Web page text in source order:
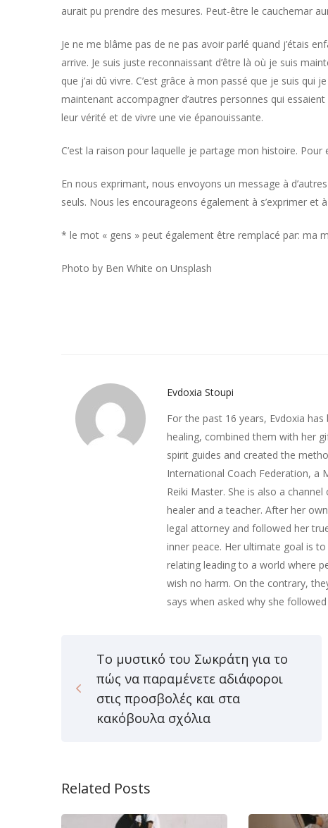
aurait pu prendre des mesures. Peut-être le cauchemar
Je ne me blâme pas de ne pas avoir parlé quand j’étais
arrive. Je suis juste reconnaissant d’être là où je suis
que j’ai dû vivre. C’est grâce à mon passé que je suis qui
maintenant accompagner d’autres personnes qui
leur vérité et de vivre une vie épanouissante.
C’est la raison pour laquelle je partage mon histoire.
En nous exprimant, nous envoyons un message à
seuls. Nous les encourageons également à s’exprimer et
* le mot « gens » peut également être remplacé par: ma
Photo by Ben White on Unsplash
Evdoxia Stoupi
For the past 16 years, Evdoxia
healing, combined them with her
spirit guides and created the
International Coach Federation, a
Reiki Master. She is also a
healer and a teacher. After her
legal attorney and followed her
inner peace. Her ultimate goal is
relating leading to a world where
wish no harm. On the contrary,
says when asked why she
Το μυστικό του Σωκράτη για το
πώς να παραμένετε αδιάφοροι
στις προσβολές και στα
κακόβουλα σχόλια
Related Posts